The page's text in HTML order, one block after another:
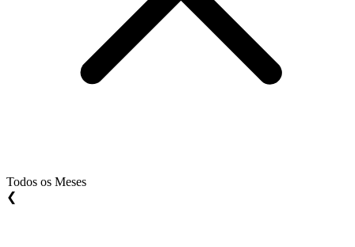
Todos os Meses
❮